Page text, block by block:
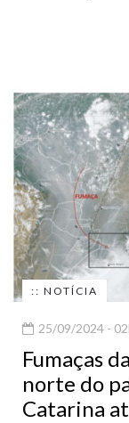
:: NOTÍCIA
25/09/2024 -
Fumaças
norte do
Catarina